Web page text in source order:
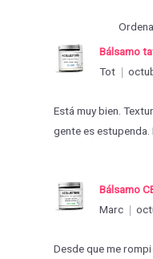
Bálsamo
Tot
Está muy bien.
gente es estupenda.
Bálsamo
Marc
Desde que me